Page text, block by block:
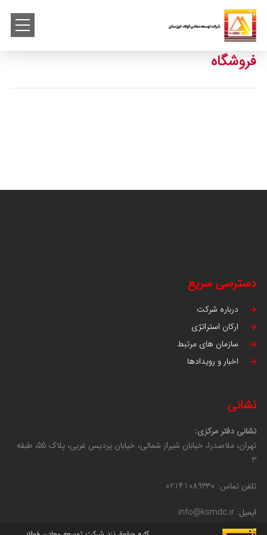
فروشگاه
دسترسی سریع
درباره شرکت
ارکان استراتژی
سازمان های مرتبط
اخبار و رویدادها
نشانی
نشانی دفتر مرکزی:
تهران، ملاصدرا، خیابان شیراز شمالی، خیابان پردیس غربی، پلاک 55، طبقه
3
تلفن تماس: 02141089330
ایمیل: info@ksmdc.ir